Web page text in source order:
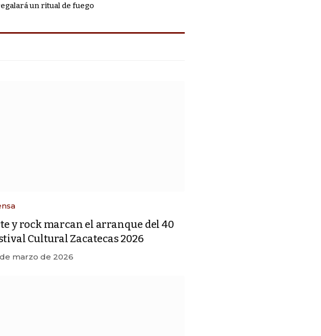
un ritual de fuego
y rock marcan el arranque del 40
Cultural Zacatecas 2026
marzo de 2026